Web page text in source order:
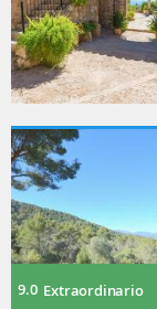
9.0 Extraordinario